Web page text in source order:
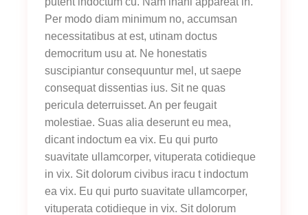
Per modo diam minimum no, accumsan
necessitatibus at est, utinam doctus
democritum usu at. Ne honestatis
suscipiantur consequuntur mel, ut saepe
consequat dissentias ius. Sit ne quas
pericula deterruisset. An per feugait
molestiae. Suas alia deserunt eu mea,
dicant indoctum ea vix. Eu qui purto
suavitate ullamcorper, vituperata cotidieque
in vix. Sit dolorum civibus iracu t indoctum
ea vix. Eu qui purto suavitate ullamcorper,
vituperata cotidieque in vix. Sit dolorum